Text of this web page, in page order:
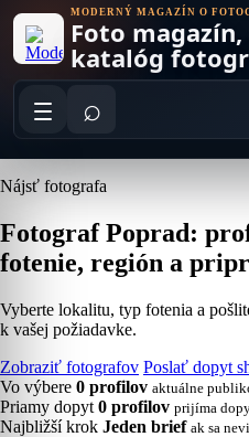
content
MODERNÝ MAGAZÍN O
Foto
katalóg
⌕
Nájsť fotografa
Fotograf Poprad:
fotenie, región a
Vyberte lokalitu, typ fotenia a
k vašej požiadavke.
Zobraziť fotografov Poslať dopyt
Vo výbere 0 profilov aktuálne
Priamy dopyt 0 profilov prijíma
Najbližší krok Jeden brief ak sa